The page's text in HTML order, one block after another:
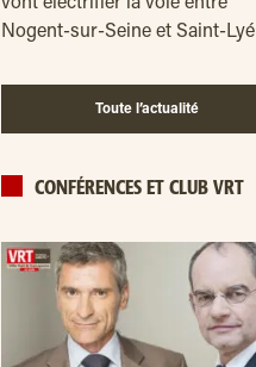
Nogent-sur-Seine et Saint-Lyé
Toute l’actualité
CONFÉRENCES ET CLUB VRT